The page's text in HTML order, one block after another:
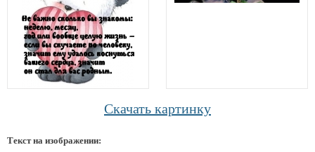
Скачать картинку
Текст на изображении: